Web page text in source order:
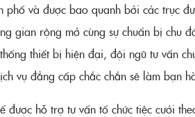
phố và được bao quanh bởi các trục
gian rộng mở cùng sự chuẩn bị chu
thiết bị hiện đại, đội ngũ tư vấn
vụ đẳng cấp chắc chắn sẽ làm bạn
được hỗ trợ tư vấn tổ chức tiệc cưới